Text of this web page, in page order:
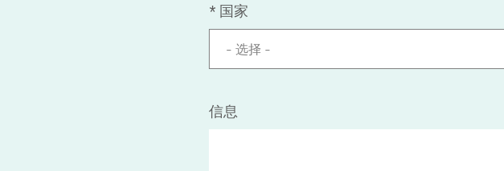
* 国家
- 选择 -
信息